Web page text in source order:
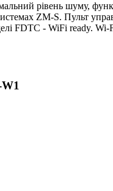
рівень шуму,
ZM-S. Пульт
FDTC - WiFi ready.